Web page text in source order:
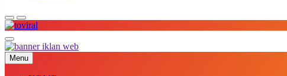
Top Viral
Menu